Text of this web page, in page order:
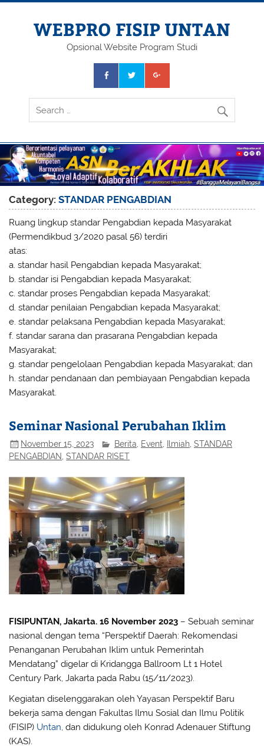
Skip
WEBPRO FISIP UNTAN
Opsional Website Program Studi
Category:STANDAR PENGABDIAN
Ruang lingkup standar Pengabdian kepada Masyarakat
(Permendikbud 3/2020 pasal 56) terdiri
atas:
a. standar hasil Pengabdian kepada Masyarakat;
b. standar isi Pengabdian kepada Masyarakat;
c. standar proses Pengabdian kepada Masyarakat;
d. standar penilaian Pengabdian kepada Masyarakat;
e. standar pelaksana Pengabdian kepada Masyarakat;
f. standar sarana dan prasarana Pengabdian kepada
Masyarakat;
g. standar pengelolaan Pengabdian kepada Masyarakat; dan
h. standar pendanaan dan pembiayaan Pengabdian kepada
Masyarakat.
Seminar Nasional Perubahan Iklim
November 15, 2023 Berita Event Ilmiah ,STANDAR
PENGABDIAN ,STANDAR RISET
FISIPUNTAN, Jakarta. 16 November 2023 – Sebuah seminar
nasional dengan tema “Perspektif Daerah: Rekomendasi
Penanganan Perubahan Iklim untuk Pemerintah
Mendatang” digelar di Kridangga Ballroom Lt 1 Hotel
Century Park, Jakarta pada Rabu (15/11/2023).
Kegiatan diselenggarakan oleh Yayasan Perspektif Baru
bekerja sama dengan Fakultas Ilmu Sosial dan Ilmu Politik
(FISIP) Untan, dan didukung oleh Konrad Adenauer Stiftung
(KAS).